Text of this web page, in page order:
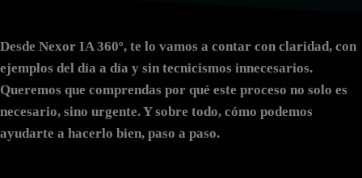
Desde Nexor IA 360º, te lo vamos a contar con claridad, con
ejemplos del día a día y sin tecnicismos innecesarios.
Queremos que comprendas por qué este proceso no solo es
necesario, sino urgente. Y sobre todo, cómo podemos
ayudarte a hacerlo bien, paso a paso.